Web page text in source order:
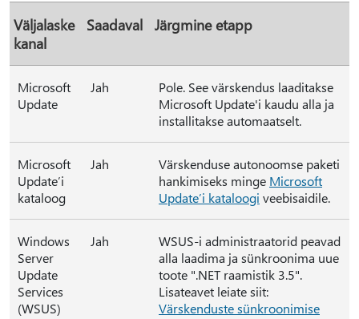
Väljalaske
kanal
Saadaval Järgmine etapp
Microsoft
Update
Jah
Pole. See värskendus laaditakse
Microsoft Update'i kaudu alla ja
installitakse automaatselt.
Microsoft
Update’i
kataloog
Jah
Värskenduse autonoomse paketi
hankimiseks minge Microsoft
Update’i kataloogi veebisaidile.
Windows
Server
Update
Services
(WSUS)
Jah
WSUS-i administraatorid peavad
alla laadima ja sünkroonima uue
toote ".NET raamistik 3.5".
Lisateavet leiate siit:
Värskenduste sünkroonimise